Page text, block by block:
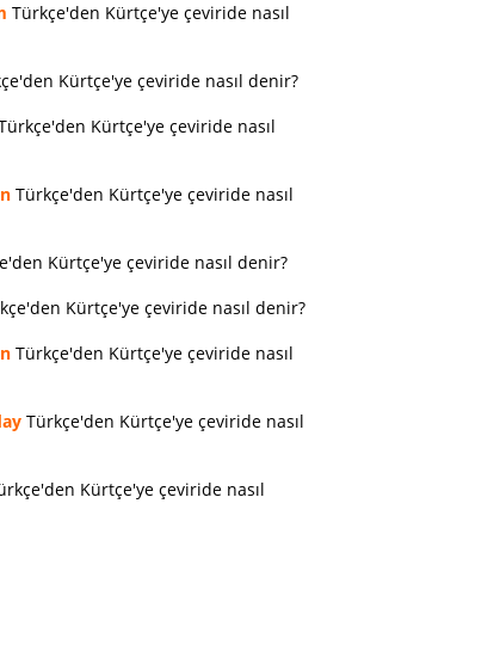
Türkçe'den Kürtçe'ye çeviride nasıl
Kürtçe'ye çeviride nasıl denir?
Kürtçe'ye çeviride nasıl
Türkçe'den Kürtçe'ye çeviride nasıl
Kürtçe'ye çeviride nasıl denir?
Kürtçe'ye çeviride nasıl denir?
Türkçe'den Kürtçe'ye çeviride nasıl
Türkçe'den Kürtçe'ye çeviride nasıl
Kürtçe'ye çeviride nasıl